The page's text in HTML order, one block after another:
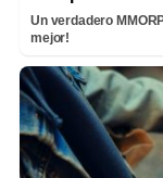
Un verdadero
mejor!